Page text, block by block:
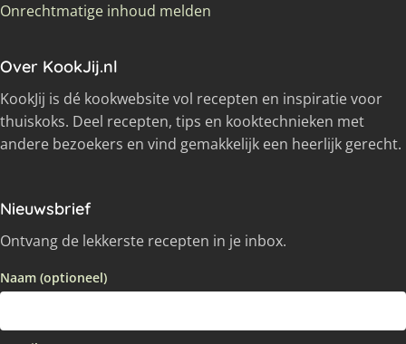
Onrechtmatige inhoud melden
Over KookJij.nl
KookJij is dé kookwebsite vol recepten en inspiratie voor
thuiskoks. Deel recepten, tips en kooktechnieken met
andere bezoekers en vind gemakkelijk een heerlijk gerecht.
Nieuwsbrief
Ontvang de lekkerste recepten in je inbox.
Naam (optioneel)